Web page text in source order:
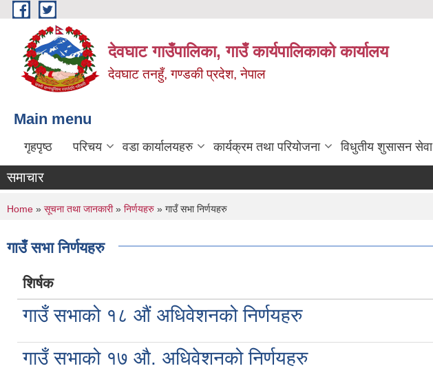
Skip to main content
देवघाट गाउँपालिका, गाउँ कार्यपालिकाको कार्यालय
देवघाट तनहुँ, गण्डकी प्रदेश, नेपाल
Main menu
गृहपृष्ठ परिचय वडा कार्यालयहरु कार्यक्रम तथा परियोजना विधुतीय शुसासन सेवा
समाचार
You are here
Home » सूचना तथा जानकारी» निर्णयहरु » गाउँ सभा निर्णयहरु
गाउँ सभा निर्णयहरु
शिर्षक
गाउँ सभाको १८ औं अधिवेशनको निर्णयहरु
गाउँ सभाको १७ औ. अधिवेशनको निर्णयहरु